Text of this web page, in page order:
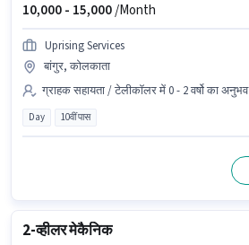
10,000 - 15,000/Month
Uprising Services
बांगुर, कोलकाता
ग्राहक सहायता / टेलीकॉलर में 0 - 2 वर्षो का अनुभव
Day 10वीं पास
2-व्हीलर मेकैनिक